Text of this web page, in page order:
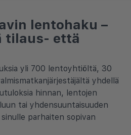
lentohaku –
tilaus- että
yli 700 lentoyhtiöltä, 30
yhdellä
hinnan, lentojen
tai yhdensuuntaisuuden
parhaiten sopivan